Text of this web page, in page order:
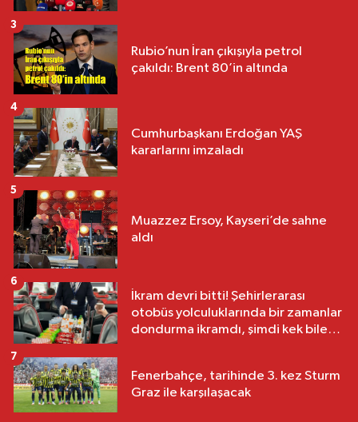
Rubio’nun İran çıkışıyla petrol
çakıldı: Brent 80’in altında
3
Cumhurbaşkanı Erdoğan YAŞ
kararlarını imzaladı
4
Muazzez Ersoy, Kayseri’de sahne
aldı
5
İkram devri bitti! Şehirlerarası
otobüs yolculuklarında bir zamanlar
dondurma ikramdı, şimdi kek bile
6
Fenerbahçe, tarihinde 3. kez Sturm
Graz ile karşılaşacak
7